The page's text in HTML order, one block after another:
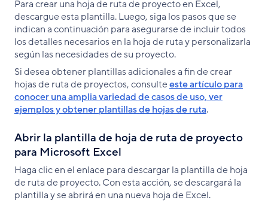
Para crear una hoja de ruta de proyecto en Excel,
descargue esta plantilla. Luego, siga los pasos que se
indican a continuación para asegurarse de incluir todos
los detalles necesarios en la hoja de ruta y personalizarla
según las necesidades de su proyecto.
Si desea obtener plantillas adicionales a fin de crear
hojas de ruta de proyectos, consulteeste artículo para
conocer una amplia variedad de casos de uso, ver
ejemplos y obtener plantillas de hojas de ruta.
Abrir la plantilla de hoja de ruta de proyecto
para Microsoft Excel
Haga clic en el enlace para descargar la plantilla de hoja
de ruta de proyecto. Con esta acción, se descargará la
plantilla y se abrirá en una nueva hoja de Excel.